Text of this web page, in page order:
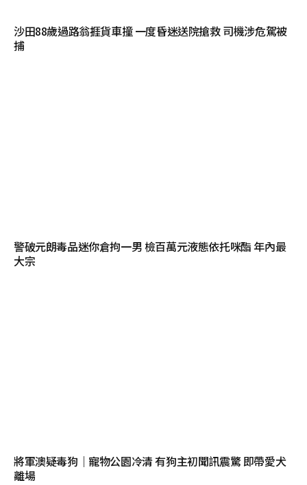
沙田88歲過路翁捱貨車撞 一度昏迷送院搶救 司機涉危駕被
捕
警破元朗毒品迷你倉拘一男 檢百萬元液態依托咪酯 年內最
大宗
將軍澳疑毒狗｜寵物公園冷清 有狗主初聞訊震驚 即帶愛犬
離場